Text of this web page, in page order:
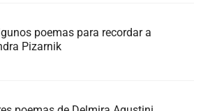
poemas para recordar a
Pizarnik